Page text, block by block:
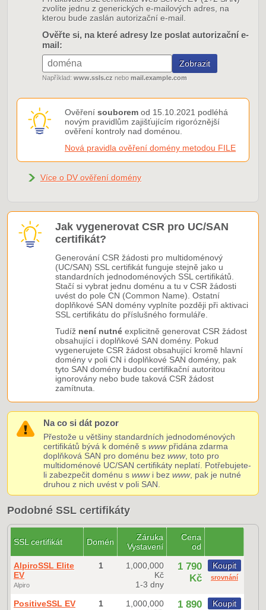
zvolíte jednu z generických e-mailových adres, na
kterou bude zaslán autorizační e-mail.
Ověřte si, na které adresy lze poslat autorizační e-
mail:
Například: www.ssls.cz nebo mail.example.com
Ověření souborem od 15.10.2021 podléhá
novým pravidlům zajišťujícím rigoróznější
ověření kontroly nad doménou.
Nová pravidla ověření domény metodou FILE
Více o DV ověření domény
Jak vygenerovat CSR pro UC/SAN
certifikát?
Generování CSR žádosti pro multidoménový
(UC/SAN) SSL certifikát funguje stejně jako u
standardních jednodoménových SSL certifikátů.
Stačí si vybrat jednu doménu a tu v CSR žádosti
uvést do pole CN (Common Name). Ostatní
doplňkové SAN domény vyplníte později při aktivaci
SSL certifikátu do příslušného formuláře.
Tudíž není nutné explicitně generovat CSR žádost
obsahující i doplňkové SAN domény. Pokud
vygenerujete CSR žádost obsahující kromě hlavní
domény v poli CN i doplňkové SAN domény, pak
tyto SAN domény budou certifikační autoritou
ignorovány nebo bude taková CSR žádost
zamítnuta.
Na co si dát pozor
Přestože u většiny standardních jednodoménových
certifikátů bývá k doméně swwwpřidána zdarma
doplňková SAN pro doménu bez www, toto pro
multidoménové UC/SAN certifikáty neplatí. Potřebujete-
li zabezpečit doménu swwwi bez www, pak je nutné
druhou z nich uvést v poli SAN.
Podobné SSL certifikáty
SSL certifikát Domén
Záruka
Vystavení
Cena
od
AlpiroSSL Elite
EV
Alpiro
1
1,000,000
Kč
1-3 dny
1 790
Kč
Koupit
srovnání
PositiveSSL EV 1
1,000,000
1 890
Koupit